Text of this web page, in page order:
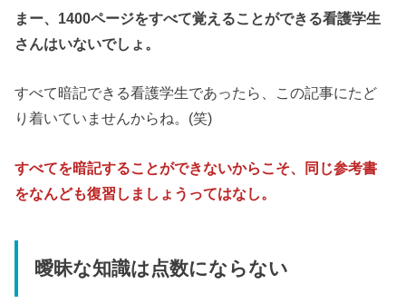
まー、1400ページをすべて覚えることができる看護学生
さんはいないでしょ。
すべて暗記できる看護学生であったら、この記事にたど
り着いていませんからね。(笑)
すべてを暗記することができないからこそ、同じ参考書
をなんども復習しましょうってはなし。
曖昧な知識は点数にならない